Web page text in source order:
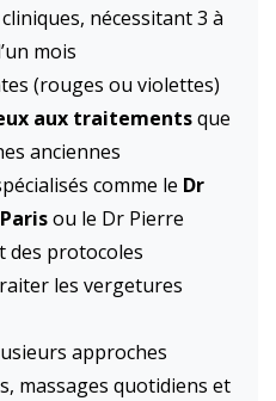
nécessitant 3 à
mois
(rouges ou violettes)
aux traitementsque
anciennes
comme le Dr
ou le Dr Pierre
des protocoles
les vergetures
approches
massages quotidiens et